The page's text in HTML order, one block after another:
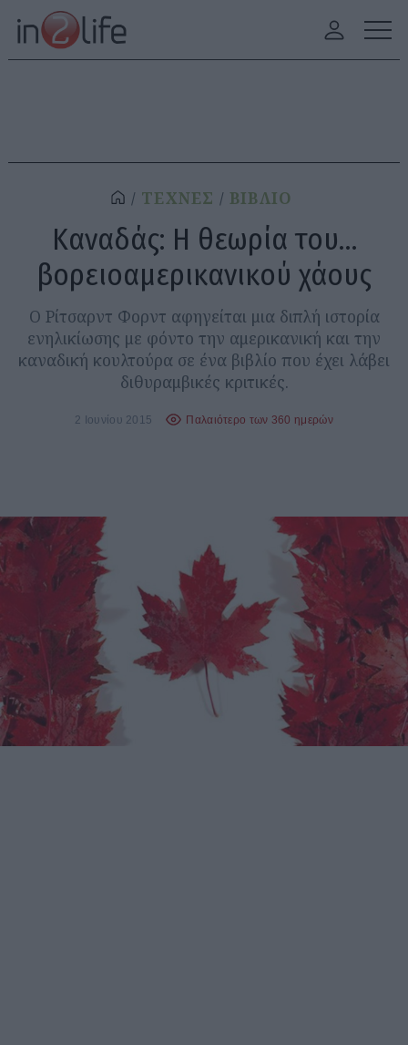
ΤΕΧΝΕΣ ΒΙΒΛΙΟ
Καναδάς: Η θεωρία του…
βορειοαμερικανικού χάους
Ο Ρίτσαρντ Φορντ αφηγείται μια διπλή ιστορία
ενηλικίωσης με φόντο την αμερικανική και την
καναδική κουλτούρα σε ένα βιβλίο που έχει λάβει
διθυραμβικές κριτικές.
2 Ιουνίου 2015 Παλαιότερο των 360 ημερών